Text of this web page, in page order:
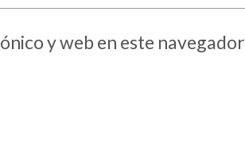
y web en este navegador